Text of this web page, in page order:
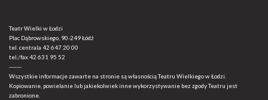
Teatr Wielki w Łodzi
Plac Dąbrowskiego, 90-249 Łódź
tel. centrala 42 647 20 00
tel./fax42 631 95 52
-------
Wszystkie informacje zawarte na stronie są własnością Teatru Wielkiego w Łodzi.
Kopiowanie, powielanie lub jakiekolwiek inne wykorzystywanie bez zgody Teatru jest
zabronione.